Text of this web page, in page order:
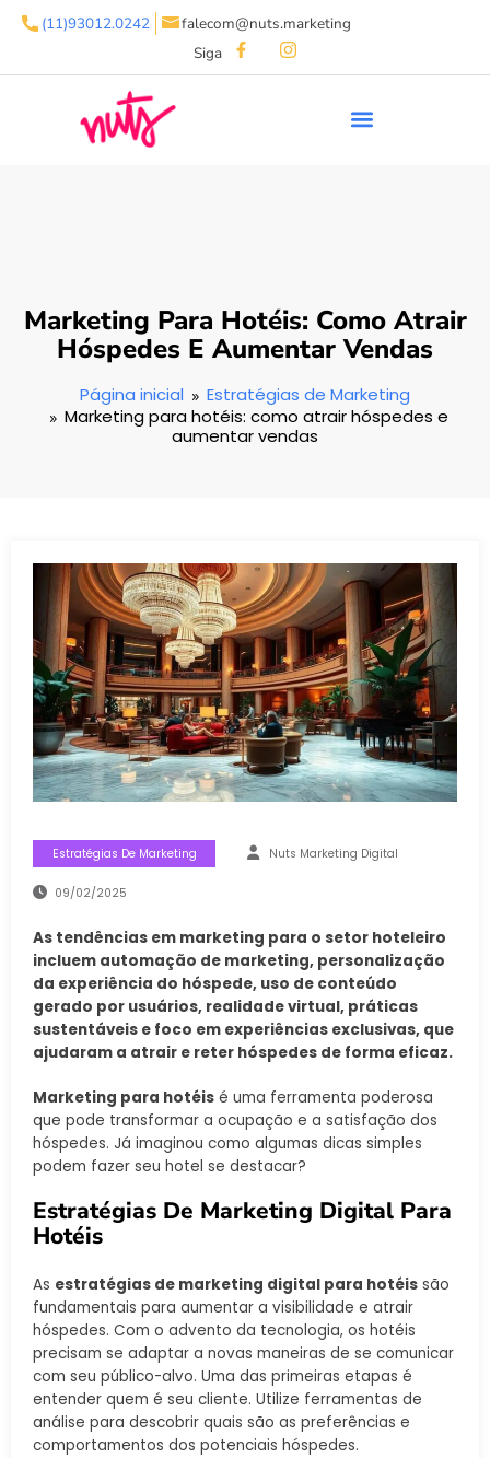
(11)93012.0242
falecom@nuts.marketing
Siga
Marketing Para Hotéis: Como Atrair
Hóspedes E Aumentar Vendas
Página inicial
Estratégias de Marketing
Marketing para hotéis: como atrair hóspedes e
aumentar vendas
Estratégias De Marketing Nuts Marketing Digital
09/02/2025
As tendências em marketing para o setor hoteleiro
incluem automação de marketing, personalização
da experiência do hóspede, uso de conteúdo
gerado por usuários, realidade virtual, práticas
sustentáveis e foco em experiências exclusivas, que
ajudaram a atrair e reter hóspedes de forma eficaz.
Marketing para hotéis é uma ferramenta poderosa
que pode transformar a ocupação e a satisfação dos
hóspedes. Já imaginou como algumas dicas simples
podem fazer seu hotel se destacar?
Estratégias De Marketing Digital Para
Hotéis
As estratégias de marketing digital para hotéis são
fundamentais para aumentar a visibilidade e atrair
hóspedes. Com o advento da tecnologia, os hotéis
precisam se adaptar a novas maneiras de se comunicar
com seu público-alvo. Uma das primeiras etapas é
entender quem é seu cliente. Utilize ferramentas de
análise para descobrir quais são as preferências e
comportamentos dos potenciais hóspedes.